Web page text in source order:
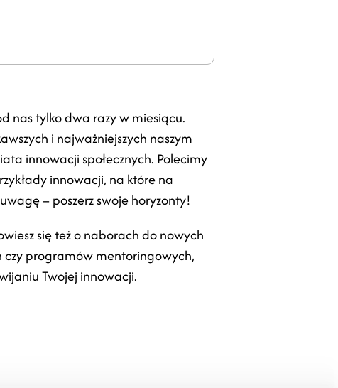
nas tylko dwa razy w miesiącu.
i najważniejszych naszym
innowacji społecznych. Polecimy
innowacji, na które na
– poszerz swoje horyzonty!
się też o naborach do nowych
programów mentoringowych,
Twojej innowacji.